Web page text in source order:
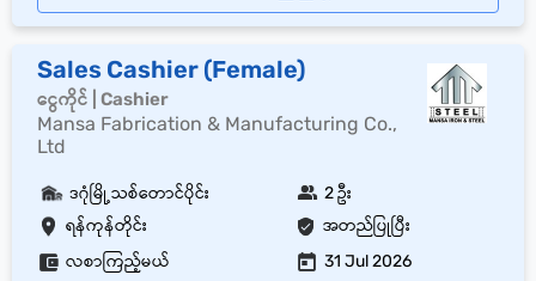
Sales Cashier (Female)
ငွေကိုင် | Cashier
Mansa Fabrication & Manufacturing Co.,
Ltd
ရန်ကုန်တိုင်း အတည်ပြုပြီး
ဒဂုံမြို့သစ်တောင်ပိုင်း 2 ဦး
လစာကြည့်မယ် 31 Jul 2026